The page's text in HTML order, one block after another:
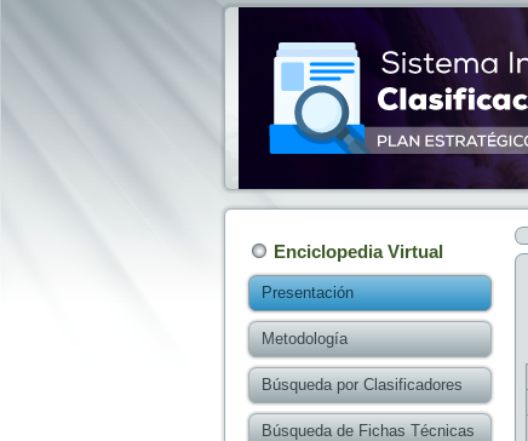
Enciclopedia Virtual
Presentación
Metodología
Búsqueda por Clasificadores
Búsqueda de Fichas Técnicas